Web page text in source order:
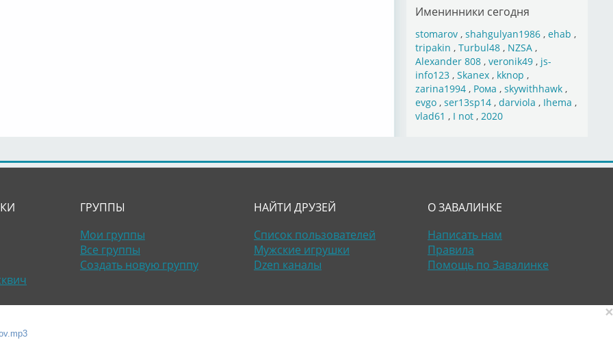
Именинники сегодня
stomarov, shahgulyan1986, ehab ,
tripakin , Turbul48, NZSA,
Alexander 808, veronik49, js-
info123, Skanex, kknop ,
zarina1994, Рома , skywithhawk,
evgo, ser13sp14, darviola , Ihema ,
vlad61 , I not, 2020
ГРУППЫ
Мои группы
Все группы
Создать новую группу
НАЙТИ ДРУЗЕЙ
Список пользователей
Мужские игрушки
Dzen каналы
О ЗАВАЛИНКЕ
Написать нам
Правила
Помощь по Завалинке
×